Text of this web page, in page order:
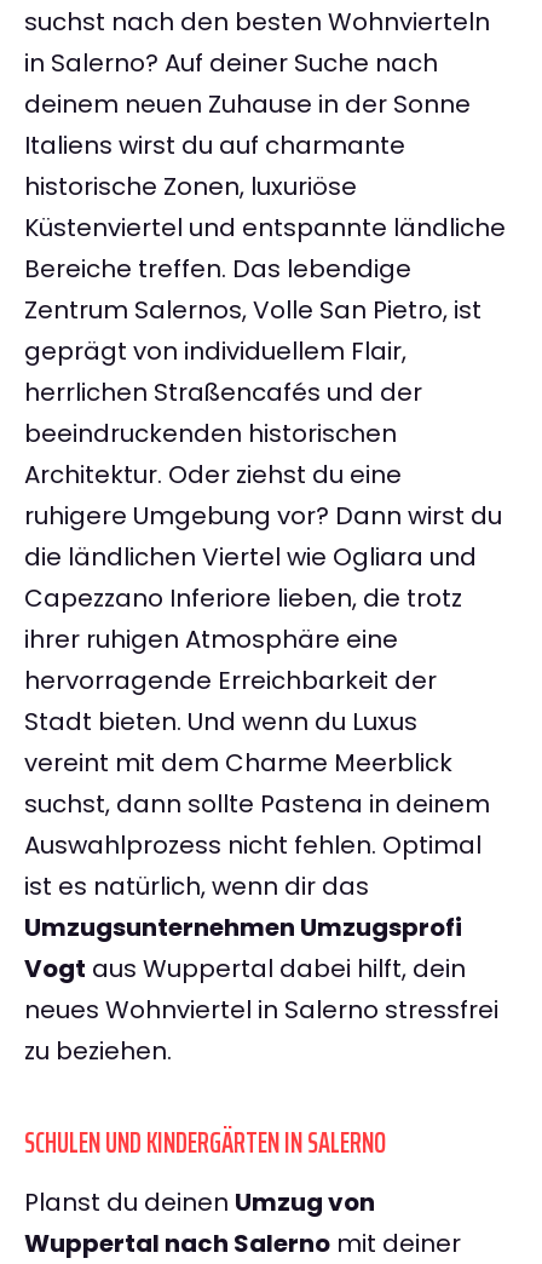
suchst nach den besten Wohnvierteln
in Salerno? Auf deiner Suche nach
deinem neuen Zuhause in der Sonne
Italiens wirst du auf charmante
historische Zonen, luxuriöse
Küstenviertel und entspannte ländliche
Bereiche treffen. Das lebendige
Zentrum Salernos, Volle San Pietro, ist
geprägt von individuellem Flair,
herrlichen Straßencafés und der
beeindruckenden historischen
Architektur. Oder ziehst du eine
ruhigere Umgebung vor? Dann wirst du
die ländlichen Viertel wie Ogliara und
Capezzano Inferiore lieben, die trotz
ihrer ruhigen Atmosphäre eine
hervorragende Erreichbarkeit der
Stadt bieten. Und wenn du Luxus
vereint mit dem Charme Meerblick
suchst, dann sollte Pastena in deinem
Auswahlprozess nicht fehlen. Optimal
ist es natürlich, wenn dir das
Umzugsunternehmen Umzugsprofi
Vogt aus Wuppertal dabei hilft, dein
neues Wohnviertel in Salerno stressfrei
zu beziehen.
SCHULEN UND KINDERGÄRTEN IN SALERNO
Planst du deinen Umzug von
Wuppertal nach Salerno mit deiner